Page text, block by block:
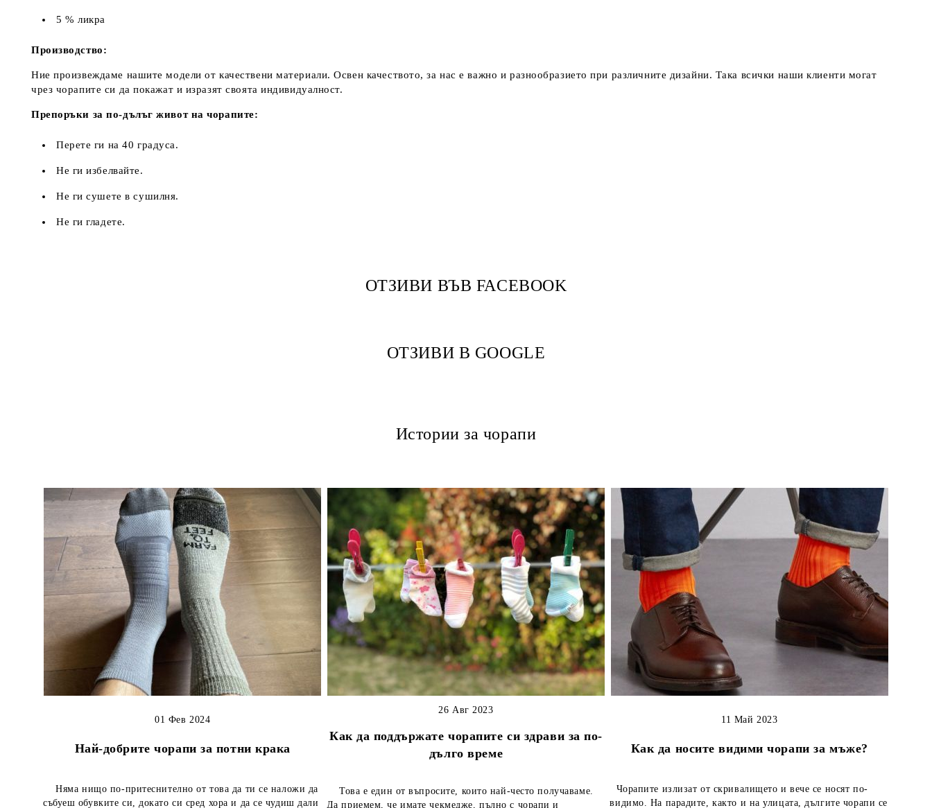
5 % ликра
Производство:
Ние произвеждаме нашите модели от качествени материали. Освен качеството, за нас е важно и разнообразието при различните дизайни. Така всички наши клиенти могат
чрез чорапите си да покажат и изразят своята индивидуалност.
Препоръки за по-дълъг живот на чорапите:
Перете ги на 40 градуса.
Не ги избелвайте.
Не ги сушете в сушилня.
Не ги гладете.
ОТЗИВИ ВЪВ FACEBOOK
ОТЗИВИ В GOOGLE
Истории за чорапи
Най-добрите чорапи за потни крака
01 Фев 2024
Няма нищо по-притеснително от това да ти се наложи да
събуеш обувките си, докато си сред хора и да се чудиш дали
Как да поддържате чорапите си здрави за по-
дълго време
26 Авг 2023
Това е един от въпросите, които най-често получаваме.
Да приемем, че имате чекмедже, пълно с чорапи и
Как да носите видими чорапи за мъже?
11 Май 2023
Чорапите излизат от скривалището и вече се носят по-
видимо. На парадите, както и на улицата, дългите чорапи се